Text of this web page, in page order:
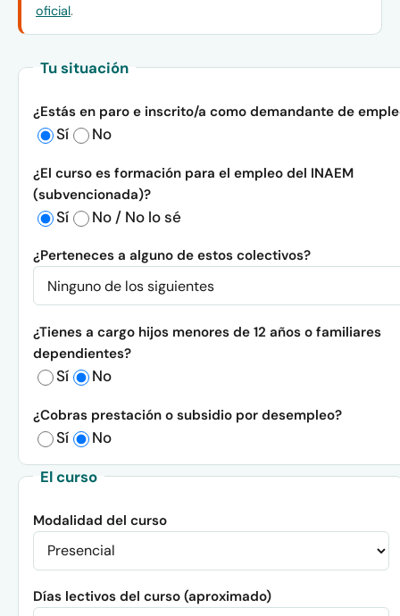
oficial.
Tu situación
¿Estás en paro e inscrito/a como demandante de
Sí No
¿El curso es formación para el empleo del INAEM
(subvencionada)?
Sí No / No lo sé
¿Perteneces a alguno de estos colectivos?
¿Tienes a cargo hijos menores de 12 años o familiares
dependientes?
Sí No
¿Cobras prestación o subsidio por desempleo?
Sí
No
El curso
Modalidad del curso
Días lectivos del curso (aproximado)